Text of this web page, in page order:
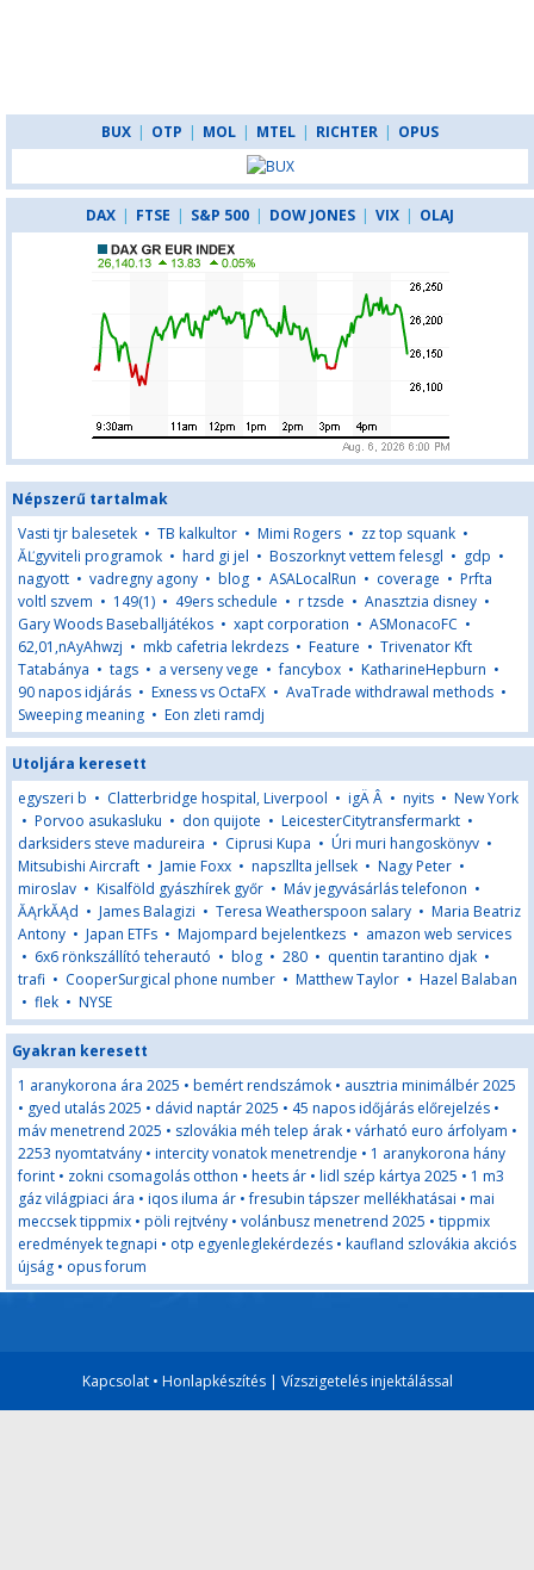
BUX | OTP | MOL | MTEL | RICHTER | OPUS
DAX | FTSE | S&P 500 | DOW JONES | VIX | OLAJ
Népszerű tartalmak
Vasti tjr balesetek • TB kalkultor • Mimi Rogers • zz top squank •
ĂĽgyviteli programok • hard gi jel • Boszorknyt vettem felesgl • gdp •
nagyott • vadregny agony • blog • ASALocalRun • coverage • Prfta
voltl szvem • 149(1) • 49ers schedule • r tzsde • Anasztzia disney •
Gary Woods Baseballjátékos • xapt corporation • ASMonacoFC •
62,01,nAyAhwzj • mkb cafetria lekrdezs • Feature • Trivenator Kft
Tatabánya • tags • a verseny vege •fancybox • KatharineHepburn •
90 napos idjárás • Exness vs OctaFX • AvaTrade withdrawal methods •
Sweeping meaning • Eon zleti ramdj
Utoljára keresett
egyszeri b • Clatterbridge hospital, Liverpool • igÄ Â • nyits • New York
• Porvoo asukasluku • don quijote • LeicesterCitytransfermarkt •
darksiders steve madureira • Ciprusi Kupa • Úri muri hangoskönyv •
Mitsubishi Aircraft • Jamie Foxx • napszllta jellsek • Nagy Peter •
miroslav • Kisalföld gyászhírek győr • Máv jegyvásárlás telefonon •
ĂĄrkĂĄd • James Balagizi • Teresa Weatherspoon salary • Maria Beatriz
Antony • Japan ETFs • Majompard bejelentkezs • amazon web services
• 6x6 rönkszállító teherautó • blog • 280 • quentin tarantino djak •
trafi • CooperSurgical phone number • Matthew Taylor • Hazel Balaban
• flek • NYSE
Gyakran keresett
1 aranykorona ára 2025 • bemért rendszámok • ausztria minimálbér 2025
• gyed utalás 2025 • dávid naptár 2025 • 45 napos időjárás előrejelzés •
máv menetrend 2025 • szlovákia méh telep árak • várható euro árfolyam •
2253 nyomtatvány • intercity vonatok menetrendje • 1 aranykorona hány
forint • zokni csomagolás otthon • heets ár • lidl szép kártya 2025 • 1 m3
gáz világpiaci ára • iqos iluma ár •fresubin tápszer mellékhatásai • mai
meccsek tippmix • pöli rejtvény • volánbusz menetrend 2025 • tippmix
eredmények tegnapi • otp egyenleglekérdezés • kaufland szlovákia akciós
újság • opus forum
Kapcsolat• Honlapkészítés| Vízszigetelés injektálással